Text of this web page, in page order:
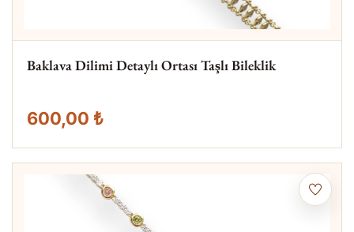
Baklava Dilimi Detaylı Ortası Taşlı Bileklik
600,00 ₺